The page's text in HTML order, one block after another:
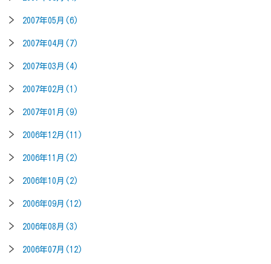
2007年05月(6)
2007年04月(7)
2007年03月(4)
2007年02月(1)
2007年01月(9)
2006年12月(11)
2006年11月(2)
2006年10月(2)
2006年09月(12)
2006年08月(3)
2006年07月(12)